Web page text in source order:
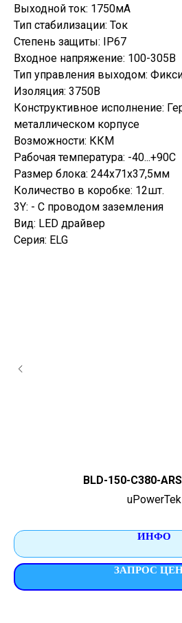
Выходной ток: 1750мА
Тип стабилизации: Ток
Степень защиты: IP67
Входное напряжение: 100-305В
Тип управления выходом:
Изоляция: 3750В
Конструктивное исполнение:
металлическом корпусе
Возможности: ККМ
Рабочая температура: -40...+90С
Размер блока: 244х71х37,5мм
Количество в коробке: 12шт.
3Y: - C проводом заземления
Вид: LED драйвер
Серия: ELG
BLD-150-C380-
uPowerTek
ИНФО
ЗАПРОС